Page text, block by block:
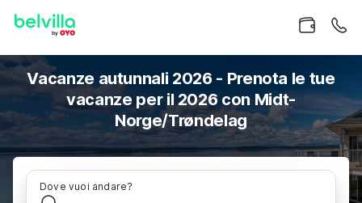
Vacanze autunnali 2026 - Prenota le tue
vacanze per il 2026 con Midt-
Norge/Trøndelag
Dove vuoi andare?